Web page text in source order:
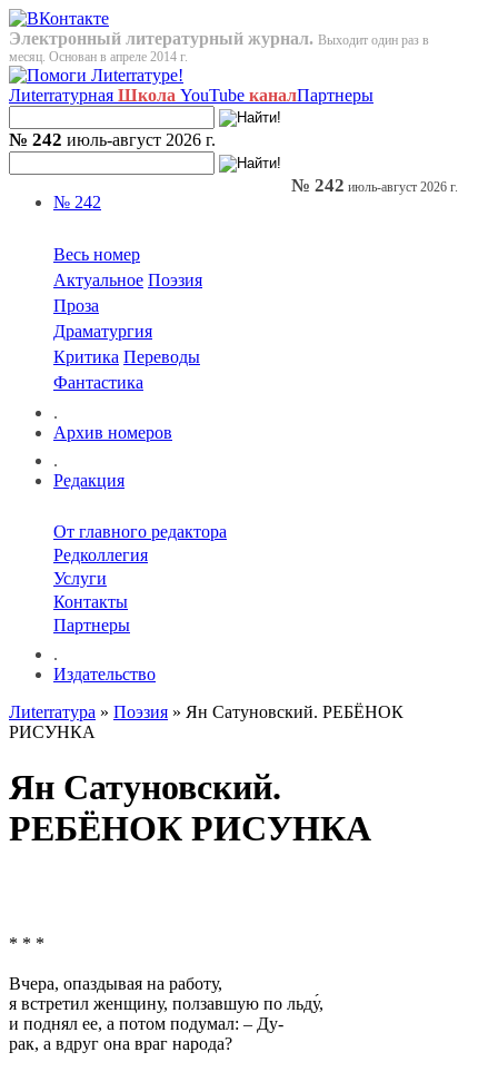
Электронный литературный журнал. Выходит один раз в
месяц. Основан в апреле 2014 г.
Лиterraтурная Школа YouTube каналПартнеры
№ 242 июль-август 2026 г.
№ 242
Весь номер
Актуальное Поэзия
Проза
Драматургия
Критика Переводы
Фантастика
.
Архив номеров
.
Редакция
От главного редактора
Редколлегия
Услуги
Контакты
Партнеры
.
Издательство
№ 242 июль-август 2026 г.
Лиterraтура » Поэзия » Ян Сатуновский. РЕБЁНОК
РИСУНКА
Ян Сатуновский.
РЕБЁНОК РИСУНКА
* * *
Вчера, опаздывая на работу,
я встретил женщину, ползавшую по льду́,
и поднял ее, а потом подумал: – Ду-
рак, а вдруг она враг народа?